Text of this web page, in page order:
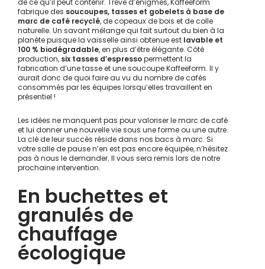
de ce qu’il peut contenir. Trêve d’énigmes, Kaffeeform
fabrique des soucoupes, tasses et gobelets à base de
marc de café recyclé, de copeaux de bois et de colle
naturelle. Un savant mélange qui fait surtout du bien à la
planète puisque la vaisselle ainsi obtenue est lavable et
100 % biodégradable, en plus d’être élégante. Côté
production, six tasses d’espressopermettent la
fabrication d’une tasse et une soucoupe Kaffeeform. Il y
aurait donc de quoi faire au vu du nombre de cafés
consommés par les équipes lorsqu’elles travaillent en
présentiel !
Les idées ne manquent pas pour valoriser le marc de café
et lui donner une nouvelle vie sous une forme ou une autre.
La clé de leur succès réside dans nos bacs à marc. Si
votre salle de pause n’en est pas encore équipée, n’hésitez
pas à nous le demander. Il vous sera remis lors de notre
prochaine intervention.
En buchettes et
granulés de
chauffage
écologique